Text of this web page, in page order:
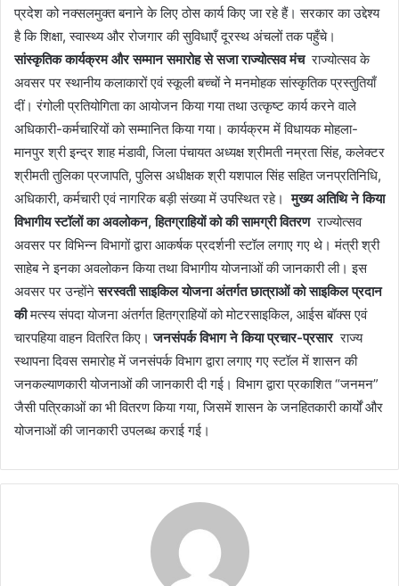
प्रदेश को नक्सलमुक्त बनाने के लिए ठोस कार्य किए जा रहे हैं। सरकार का उद्देश्य
है कि शिक्षा, स्वास्थ्य और रोजगार की सुविधाएँ दूरस्थ अंचलों तक पहुँचे।
सांस्कृतिक कार्यक्रम और सम्मान समारोह से सजा राज्योत्सव मंच राज्योत्सव के
अवसर पर स्थानीय कलाकारों एवं स्कूली बच्चों ने मनमोहक सांस्कृतिक प्रस्तुतियाँ
दीं। रंगोली प्रतियोगिता का आयोजन किया गया तथा उत्कृष्ट कार्य करने वाले
अधिकारी-कर्मचारियों को सम्मानित किया गया। कार्यक्रम में विधायक मोहला-
मानपुर श्री इन्द्र शाह मंडावी, जिला पंचायत अध्यक्ष श्रीमती नम्रता सिंह, कलेक्टर
श्रीमती तुलिका प्रजापति, पुलिस अधीक्षक श्री यशपाल सिंह सहित जनप्रतिनिधि,
अधिकारी, कर्मचारी एवं नागरिक बड़ी संख्या में उपस्थित रहे। मुख्य अतिथि ने किया
विभागीय स्टॉलों का अवलोकन, हितग्राहियों को की सामग्री वितरण राज्योत्सव
अवसर पर विभिन्न विभागों द्वारा आकर्षक प्रदर्शनी स्टॉल लगाए गए थे। मंत्री श्री
साहेब ने इनका अवलोकन किया तथा विभागीय योजनाओं की जानकारी ली। इस
अवसर पर उन्होंनेसरस्वती साइकिल योजना अंतर्गत छात्राओं को साइकिल प्रदान
कीमत्स्य संपदा योजना अंतर्गत हितग्राहियों को मोटरसाइकिल, आईस बॉक्स एवं
चारपहिया वाहन वितरित किए।जनसंपर्क विभाग ने किया प्रचार-प्रसार राज्य
स्थापना दिवस समारोह में जनसंपर्क विभाग द्वारा लगाए गए स्टॉल में शासन की
जनकल्याणकारी योजनाओं की जानकारी दी गई। विभाग द्वारा प्रकाशित “जनमन”
जैसी पत्रिकाओं का भी वितरण किया गया, जिसमें शासन के जनहितकारी कार्यों और
योजनाओं की जानकारी उपलब्ध कराई गई।